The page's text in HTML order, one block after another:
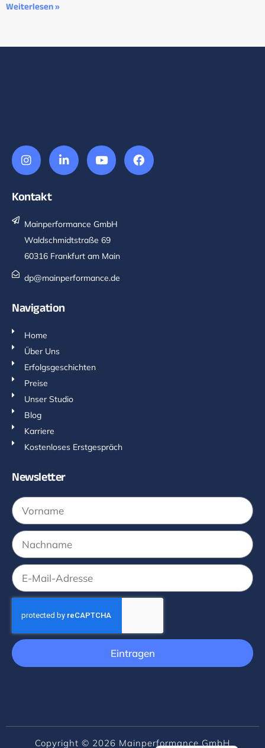
Weiterlesen »
Kontakt
Mainperformance GmbH
Waldschmidtstraße 69
60316 Frankfurt am Main
dp@mainperformance.de
Navigation
Home
Über Uns
Erfolgsgeschichten
Preise
Unser Studio
Blog
Karriere
Kostenloses Erstgespräch
Newsletter
Eintragen
Copyright © 2026 Mainperformance GmbH
English (UK)